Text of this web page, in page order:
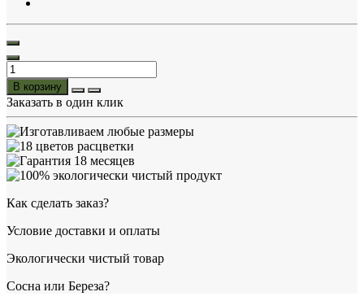
В корзину
Заказать в один клик
Как сделать заказ?
Условие доставки и оплаты
Экологически чистый товар
Сосна или Береза?